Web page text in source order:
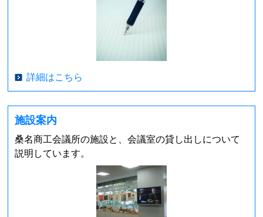
詳細はこちら
施設案内
桑名商工会議所の施設と、会議室の貸し出しについて
説明しています。